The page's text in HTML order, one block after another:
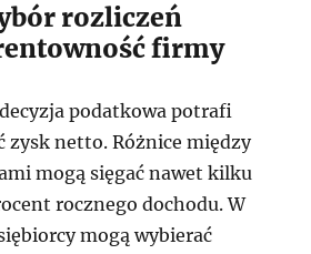
rozliczeń
firmy
podatkowa potrafi
zysk netto. Różnice między
mogą sięgać nawet kilku
rocznego dochodu. W
mogą wybierać